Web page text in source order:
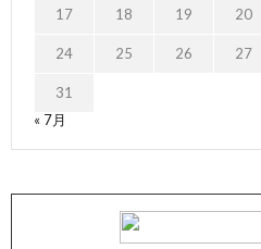
17 18 19 20
24 25 26 27
31
« 7月